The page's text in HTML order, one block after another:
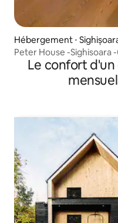
Hébergement ⋅
Peter House -
autonome
Le confort